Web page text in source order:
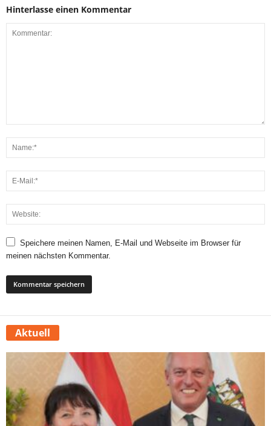
Hinterlasse einen Kommentar
Speichere meinen Namen, E-Mail und Webseite im Browser für
meinen nächsten Kommentar.
Aktuell